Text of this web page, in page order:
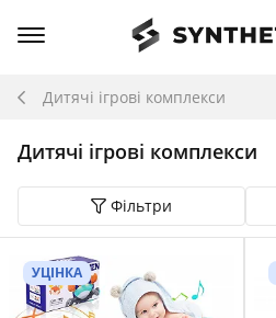
Дитячі ігрові комплекси
Дитячі ігрові комплекси
Фільтри
УЦІНКА